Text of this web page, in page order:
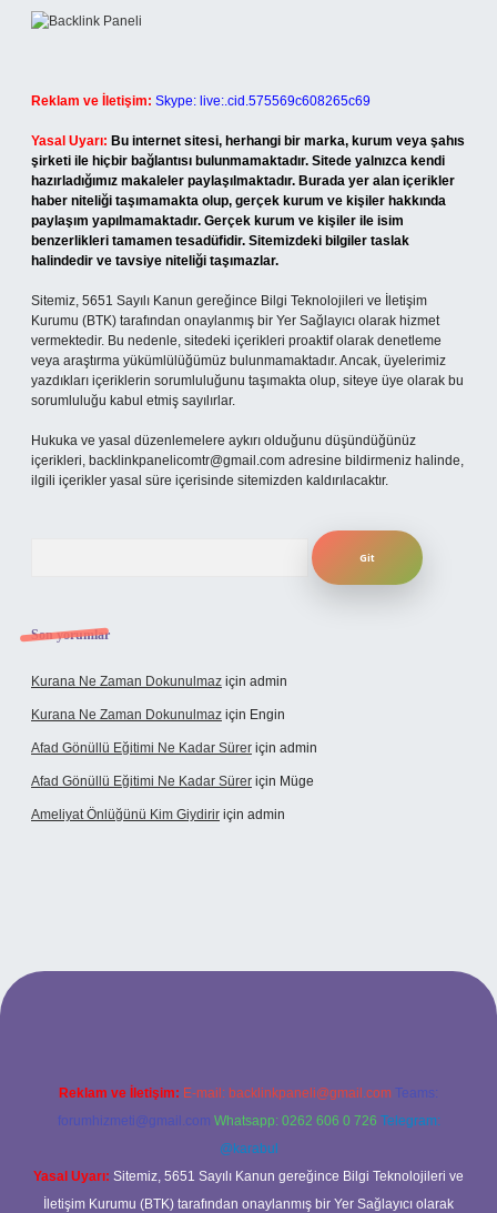
Reklam ve İletişim: Skype: live:.cid.575569c608265c69
Yasal Uyarı: Bu internet sitesi, herhangi bir marka, kurum veya şahıs
şirketi ile hiçbir bağlantısı bulunmamaktadır. Sitede yalnızca kendi
hazırladığımız makaleler paylaşılmaktadır. Burada yer alan içerikler
haber niteliği taşımamakta olup, gerçek kurum ve kişiler hakkında
paylaşım yapılmamaktadır. Gerçek kurum ve kişiler ile isim
benzerlikleri tamamen tesadüfidir. Sitemizdeki bilgiler taslak
halindedir ve tavsiye niteliği taşımazlar.
Sitemiz, 5651 Sayılı Kanun gereğince Bilgi Teknolojileri ve İletişim
Kurumu (BTK) tarafından onaylanmış bir Yer Sağlayıcı olarak hizmet
vermektedir. Bu nedenle, sitedeki içerikleri proaktif olarak denetleme
veya araştırma yükümlülüğümüz bulunmamaktadır. Ancak, üyelerimiz
yazdıkları içeriklerin sorumluluğunu taşımakta olup, siteye üye olarak bu
sorumluluğu kabul etmiş sayılırlar.
Hukuka ve yasal düzenlemelere aykırı olduğunu düşündüğünüz
içerikleri, backlinkpanelicomtr@gmail.com adresine bildirmeniz halinde,
ilgili içerikler yasal süre içerisinde sitemizden kaldırılacaktır.
Son yorumlar
Kurana Ne Zaman Dokunulmaz için admin
Kurana Ne Zaman Dokunulmaz için Engin
Afad Gönüllü Eğitimi Ne Kadar Sürer için admin
Afad Gönüllü Eğitimi Ne Kadar Sürer için Müge
Ameliyat Önlüğünü Kim Giydirir için admin
giriş
Reklam ve İletişim: E-mail: backlinkpaneli@gmail.com Teams:
forumhizmeti@gmail.com Whatsapp: 0262 606 0 726 Telegram:
@karabul
Yasal Uyarı: Sitemiz, 5651 Sayılı Kanun gereğince Bilgi Teknolojileri ve
İletişim Kurumu (BTK) tarafından onaylanmış bir Yer Sağlayıcı olarak